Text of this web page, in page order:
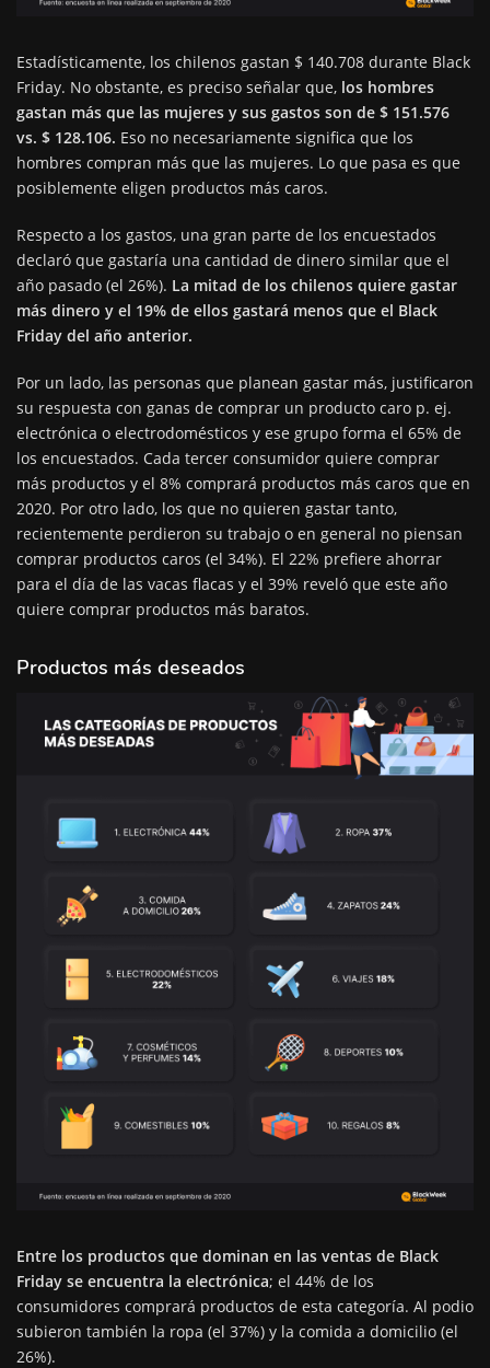
Estadísticamente, los chilenos gastan $ 140.708 durante Black
Friday. No obstante, es preciso señalar que, los hombres
gastan más que las mujeres y sus gastos son de $ 151.576
vs. $ 128.106. Eso no necesariamente significa que los
hombres compran más que las mujeres. Lo que pasa es que
posiblemente eligen productos más caros.
Respecto a los gastos, una gran parte de los encuestados
declaró que gastaría una cantidad de dinero similar que el
año pasado (el 26%). La mitad de los chilenos quiere gastar
más dinero y el 19% de ellos gastará menos que el Black
Friday del año anterior.
Por un lado, las personas que planean gastar más, justificaron
su respuesta con ganas de comprar un producto caro p. ej.
electrónica o electrodomésticos y ese grupo forma el 65% de
los encuestados. Cada tercer consumidor quiere comprar
más productos y el 8% comprará productos más caros que en
2020. Por otro lado, los que no quieren gastar tanto,
recientemente perdieron su trabajo o en general no piensan
comprar productos caros (el 34%). El 22% prefiere ahorrar
para el día de las vacas flacas y el 39% reveló que este año
quiere comprar productos más baratos.
Productos más deseados
Entre los productos que dominan en las ventas de Black
Friday se encuentra la electrónica; el 44% de los
consumidores comprará productos de esta categoría. Al podio
subieron también la ropa (el 37%) y la comida a domicilio (el
26%).